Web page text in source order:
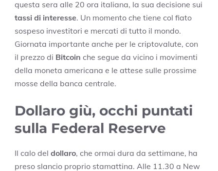
questa sera alle 20 ora italiana, la sua decisione sui
tassi di interesse. Un momento che tiene col fiato
sospeso investitori e mercati di tutto il mondo.
Giornata importante anche per le criptovalute, con
il prezzo di Bitcoin che segue da vicino i movimenti
della moneta americana e le attese sulle prossime
mosse della banca centrale.
Dollaro giù, occhi puntati
sulla Federal Reserve
Il calo del dollaro, che ormai dura da settimane, ha
preso slancio proprio stamattina. Alle 11.30 a New